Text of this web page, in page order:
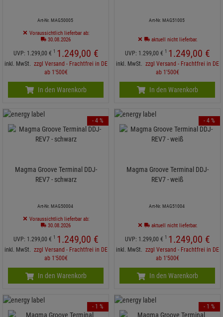
Art-Nr. MAG50005
Voraussichtlich lieferbar ab:
30.08.2026
UVP: 1.299, 00 € 1 1.249,00 €
inkl. MwSt. zzgl Versand - Frachtfrei in DE
ab 1'500€
In den Warenkorb
Art-Nr. MAG51005
aktuell nicht lieferbar.
UVP: 1.299, 00 € 1 1.249,00 €
inkl. MwSt. zzgl Versand - Frachtfrei in DE
ab 1'500€
In den Warenkorb
Magma Groove Terminal DDJ-
REV7 - schwarz
Art-Nr. MAG50004
Voraussichtlich lieferbar ab:
30.08.2026
UVP: 1.299,00 € 1 1.249,00 €
inkl. MwSt. zzgl Versand - Frachtfrei in DE
ab 1'500€
- 4 %
In den Warenkorb
Magma Groove Terminal DDJ-
REV7 - weiß
Art-Nr. MAG51004
aktuell nicht lieferbar.
UVP: 1.299,00 € 1 1.249,00 €
inkl. MwSt. zzgl Versand - Frachtfrei in DE
ab 1'500€
- 4 %
In den Warenkorb
- 1 % - 1 %